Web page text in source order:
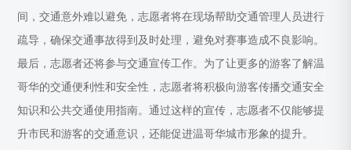
间，交通意外难以避免，志愿者将在现场帮助交通管理人员进行
疏导，确保交通事故得到及时处理，避免对赛事造成不良影响。
最后，志愿者还将参与交通宣传工作。为了让更多的游客了解温
哥华的交通便利性和安全性，志愿者将积极向游客传播交通安全
知识和公共交通使用指南。通过这样的宣传，志愿者不仅能够提
升市民和游客的交通意识，还能促进温哥华城市形象的提升。